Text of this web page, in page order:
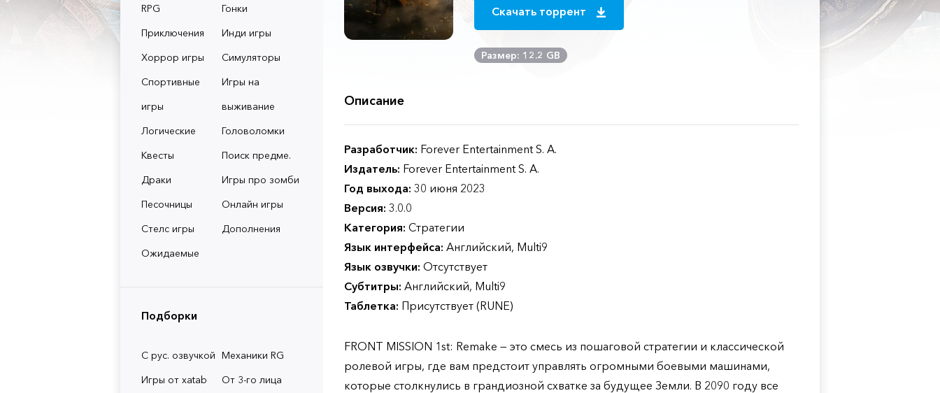
RPG
Гонки
Приключения
Инди игры
Хоррор игры
Симуляторы
Спортивные
игры
Игры на
выживание
Логические
Головоломки
Квесты
Поиск предме.
Драки
Игры про зомби
Песочницы
Онлайн игры
Стелс игры
Дополнения
Ожидаемые
Подборки
С рус. озвучкой Механики RG
Игры от xatab
От 3-го лица
Скачать торрент
Размер: 12.2 GB
Описание
Разработчик: Forever Entertainment S. A.
Издатель: Forever Entertainment S. A.
Год выхода: 30 июня 2023
Версия: 3.0.0
Категория: Стратегии
Язык интерфейса: Английский, Multi9
Язык озвучки: Отсутствует
Субтитры: Английский, Multi9
Таблетка: Присутствует (RUNE)
FRONT MISSION 1st: Remake — это смесь из пошаговой стратегии и классической
ролевой игры, где вам предстоит управлять огромными боевыми машинами,
которые столкнулись в грандиозной схватке за будущее Земли. В 2090 году все